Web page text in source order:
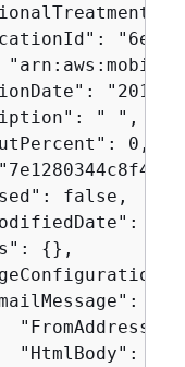
"2019-
" ",
0,
false,
{},
"FromAddress":
"HtmlBody":